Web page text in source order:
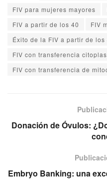
FIV para mujeres mayores
FIV a partir de los 40
FIV
Éxito de la FIV a partir de los
FIV con transferencia
FIV con transferencia de
Donación de Óvulos:
Embryo Banking: una